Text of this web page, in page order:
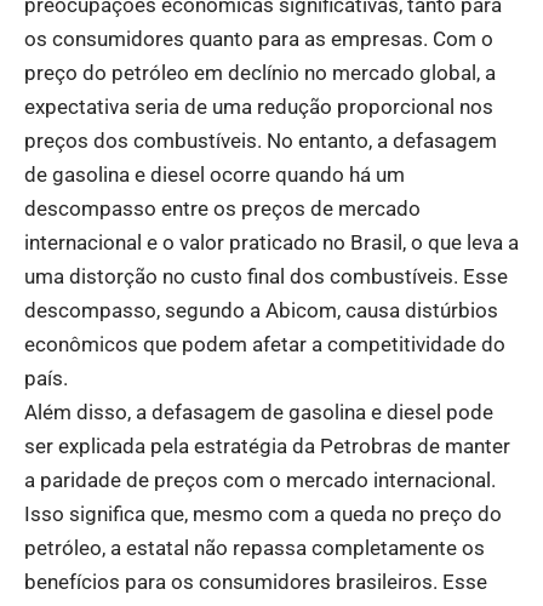
os consumidores quanto para as empresas. Com o
preço do petróleo em declínio no mercado global, a
expectativa seria de uma redução proporcional nos
preços dos combustíveis. No entanto, a defasagem
de gasolina e diesel ocorre quando há um
descompasso entre os preços de mercado
internacional e o valor praticado no Brasil, o que leva a
uma distorção no custo final dos combustíveis. Esse
descompasso, segundo a Abicom, causa distúrbios
econômicos que podem afetar a competitividade do
país.
Além disso, a defasagem de gasolina e diesel pode
ser explicada pela estratégia da Petrobras de manter
a paridade de preços com o mercado internacional.
Isso significa que, mesmo com a queda no preço do
petróleo, a estatal não repassa completamente os
benefícios para os consumidores brasileiros. Esse